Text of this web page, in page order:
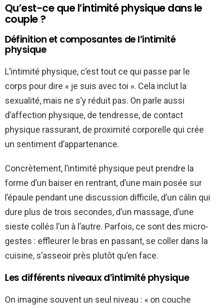
Qu’est-ce que l’intimité physique dans le
couple ?
Définition et composantes de l’intimité
physique
L’intimité physique, c’est tout ce qui passe par le
corps pour dire « je suis avec toi ». Cela inclut la
sexualité, mais ne s’y réduit pas. On parle aussi
d’affection physique, de tendresse, de contact
physique rassurant, de proximité corporelle qui crée
un sentiment d’appartenance.
Concrètement, l’intimité physique peut prendre la
forme d’un baiser en rentrant, d’une main posée sur
l’épaule pendant une discussion difficile, d’un câlin qui
dure plus de trois secondes, d’un massage, d’une
sieste collés l’un à l’autre. Parfois, ce sont des micro-
gestes : effleurer le bras en passant, se coller dans la
cuisine, s’asseoir près plutôt qu’en face.
Les différents niveaux d’intimité physique
On imagine souvent un seul niveau : « on couche